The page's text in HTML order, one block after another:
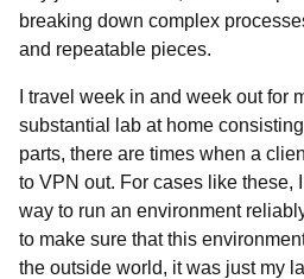
breaking down complex
and repeatable pieces.
I travel week in and week out for
substantial lab at home
parts, there are times when a
to VPN out. For cases like these,
way to run an environment
to make sure that this
the outside world, it was just my